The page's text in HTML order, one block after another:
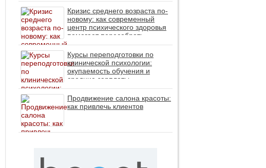
Кризис среднего возраста по-
новому: как современный
центр психического здоровья
помогает пересобрать
личность без таблеток (методы
ДПДГ и КПТ)
Курсы переподготовки по
клинической психологии:
окупаемость обучения и
средние зарплаты
специалистов в 2026 году
Продвижение салона красоты:
как привлечь клиентов